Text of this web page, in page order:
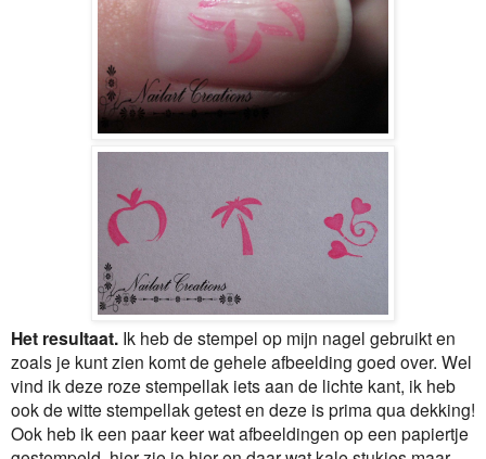
Het resultaat. Ik heb de stempel op mijn nagel gebruikt en
zoals je kunt zien komt de gehele afbeelding goed over. Wel
vind ik deze roze stempellak iets aan de lichte kant, ik heb
ook de witte stempellak getest en deze is prima qua dekking!
Ook heb ik een paar keer wat afbeeldingen op een papiertje